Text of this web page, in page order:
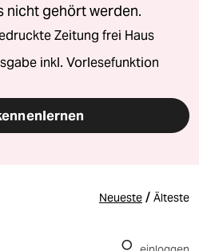
nicht gehört werden.
Zeitung frei Haus
inkl. Vorlesefunktion
Neueste / Älteste